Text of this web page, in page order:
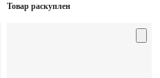
Товар раскуплен